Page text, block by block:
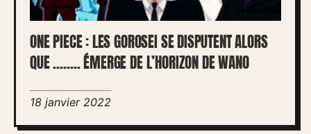
ONE PIECE : LES GOROSEI SE DISPUTENT ALORS
QUE …….. ÉMERGE DE L’HORIZON DE WANO
18 janvier 2022